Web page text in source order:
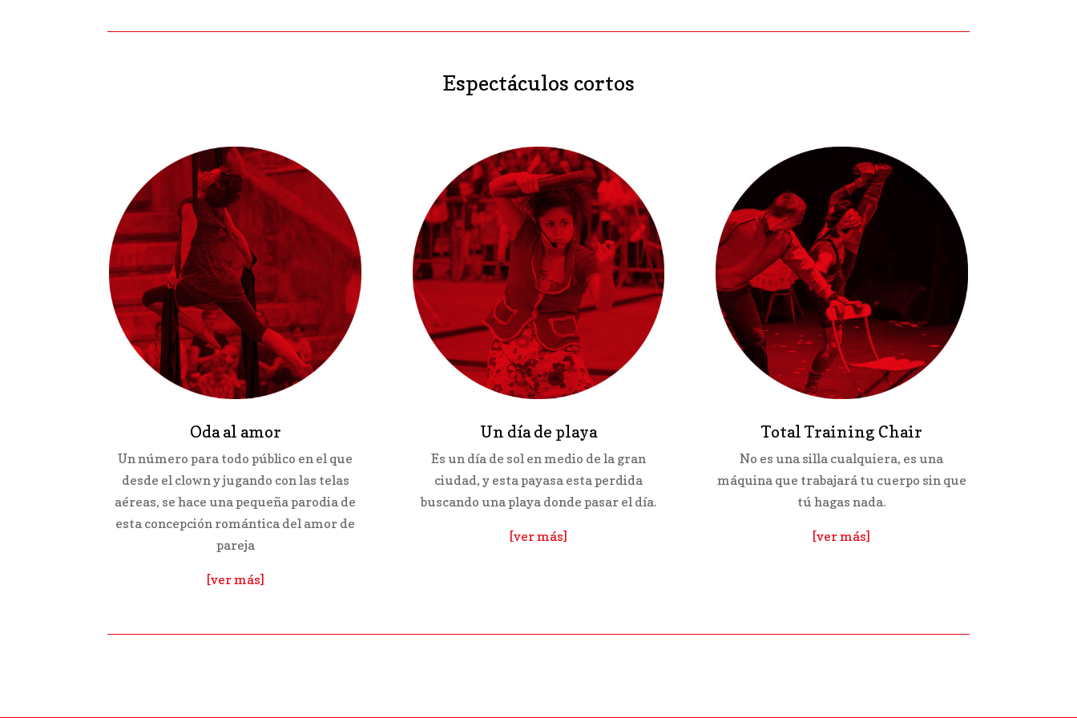
Espectáculos cortos
Oda al amor
Un número para todo público en el que
desde el clown y jugando con las telas
aéreas, se hace una pequeña parodia de
esta concepción romántica del amor de
pareja
[ver más]
Un día de playa
Es un día de sol en medio de la gran
ciudad, y esta payasa esta perdida
buscando una playa donde pasar el día.
[ver más]
Total Training Chair
No es una silla cualquiera, es una
máquina que trabajará tu cuerpo sin que
tú hagas nada.
[ver más]